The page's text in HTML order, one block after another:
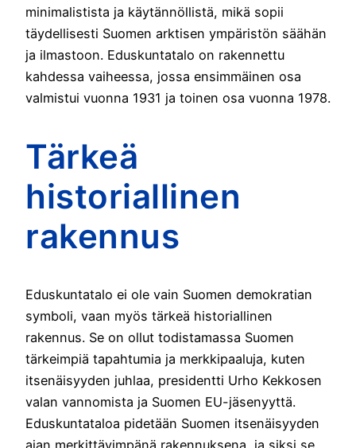
minimalistista ja käytännöllistä, mikä sopii
täydellisesti Suomen arktisen ympäristön säähän
ja ilmastoon. Eduskuntatalo on rakennettu
kahdessa vaiheessa, jossa ensimmäinen osa
valmistui vuonna 1931 ja toinen osa vuonna 1978.
Tärkeä
historiallinen
rakennus
Eduskuntatalo ei ole vain Suomen demokratian
symboli, vaan myös tärkeä historiallinen
rakennus. Se on ollut todistamassa Suomen
tärkeimpiä tapahtumia ja merkkipaaluja, kuten
itsenäisyyden juhlaa, presidentti Urho Kekkosen
valan vannomista ja Suomen EU-jäsenyyttä.
Eduskuntataloa pidetään Suomen itsenäisyyden
ajan merkittävimpänä rakennuksena, ja siksi se